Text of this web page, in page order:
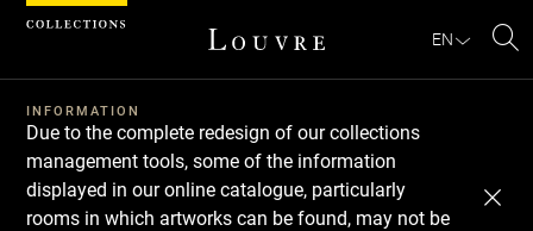
EN
INFORMATION
Due to the complete redesign of our collections
management tools, some of the information
displayed in our online catalogue, particularly
rooms in which artworks can be found, may not be
Cookies management panel